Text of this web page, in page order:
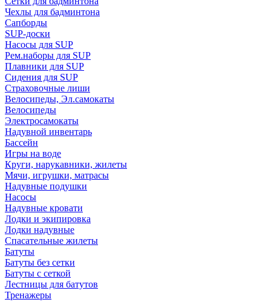
Чехлы для бадминтона
Сапборды
SUP-доски
Насосы для SUP
Рем.наборы для SUP
Плавники для SUP
Сидения для SUP
Страховочные лиши
Велосипеды, Эл.самокаты
Велосипеды
Электросамокаты
Надувной инвентарь
Бассейн
Игры на воде
Круги, нарукавники, жилеты
Мячи, игрушки, матрасы
Надувные подушки
Насосы
Надувные кровати
Лодки и экипировка
Лодки надувные
Спасательные жилеты
Батуты
Батуты без сетки
Батуты с сеткой
Лестницы для батутов
Тренажеры